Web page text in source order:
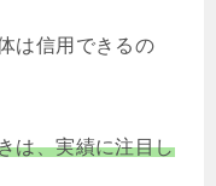
は信用できるの
は、実績に注目し